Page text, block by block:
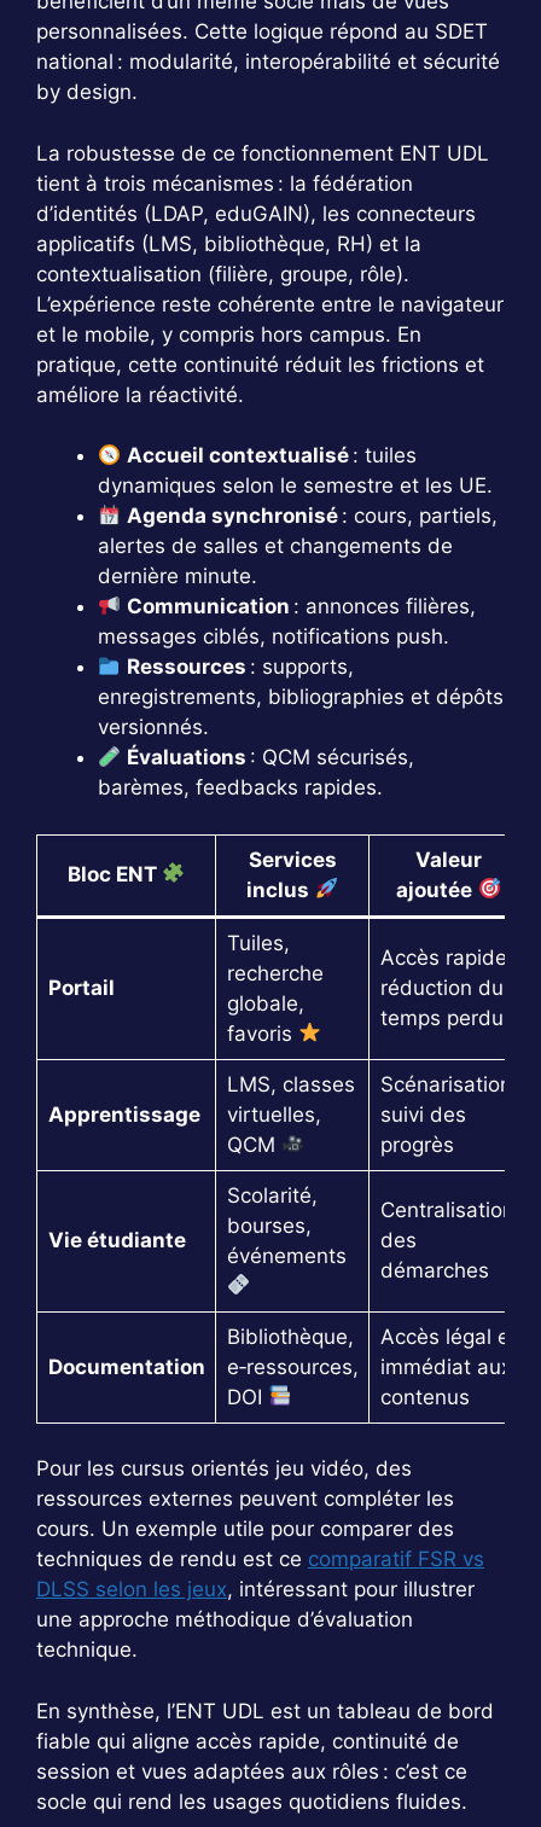
personnalisées. Cette logique répond au SDET
national : modularité, interopérabilité et sécurité
by design.
La robustesse de ce fonctionnement ENT UDL
tient à trois mécanismes : la fédération
d’identités (LDAP, eduGAIN), les connecteurs
applicatifs (LMS, bibliothèque, RH) et la
contextualisation (filière, groupe, rôle).
L’expérience reste cohérente entre le navigateur
et le mobile, y compris hors campus. En
pratique, cette continuité réduit les frictions et
améliore la réactivité.
Accueil contextualisé : tuiles
dynamiques selon le semestre et les UE.
Agenda synchronisé : cours, partiels,
alertes de salles et changements de
dernière minute.
Communication : annonces filières,
messages ciblés, notifications push.
Ressources : supports,
enregistrements, bibliographies et dépôts
versionnés.
Évaluations : QCM sécurisés,
barèmes, feedbacks rapides.
Bloc ENT
Services
inclus
Valeur
ajoutée
Portail
Tuiles,
recherche
globale,
favoris
Accès rapide,
réduction du
temps perdu
Apprentissage
LMS, classes
virtuelles,
QCM
Scénarisation,
suivi des
progrès
Vie étudiante
Scolarité,
bourses,
événements
Centralisation
des
démarches
Documentation
Bibliothèque,
e‑ressources,
DOI
Accès légal et
immédiat aux
contenus
Pour les cursus orientés jeu vidéo, des
ressources externes peuvent compléter les
cours. Un exemple utile pour comparer des
techniques de rendu est ce comparatif FSR vs
DLSS selon les jeux, intéressant pour illustrer
une approche méthodique d’évaluation
technique.
En synthèse, l’ENT UDL est un tableau de bord
fiable qui aligne accès rapide, continuité de
session et vues adaptées aux rôles : c’est ce
socle qui rend les usages quotidiens fluides.